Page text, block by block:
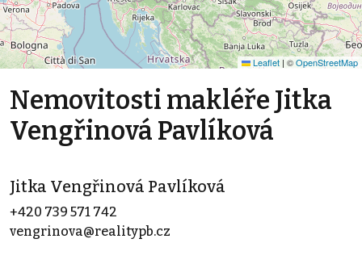
Leaflet | ©OpenStreetMap
Nemovitosti makléře Jitka
Vengřinová Pavlíková
Jitka Vengřinová Pavlíková
+420 739 571 742
vengrinova@realitypb.cz